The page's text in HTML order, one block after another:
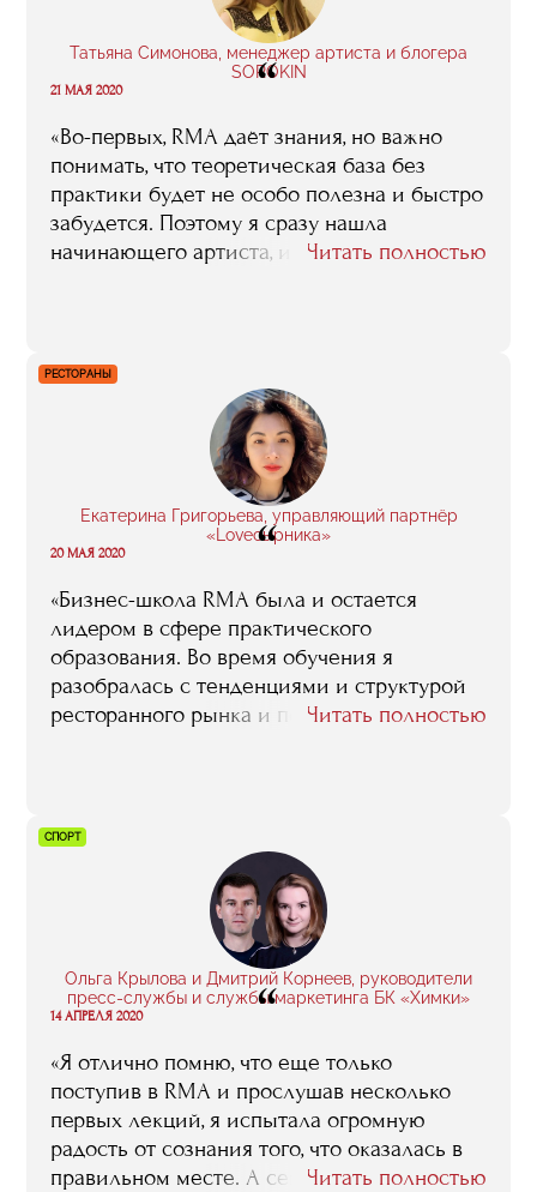
Татьяна Симонова, менеджер артиста и блогера
SOROKIN
“
21 МАЯ 2020
«Во-первых, RMA даёт знания, но важно
понимать, что теоретическая база без
практики будет не особо полезна и быстро
забудется. Поэтому я сразу нашла
начинающего артиста, и на первые встречи
обучение дает практику. Кроме работы с
артистом, я постоянно стажировалась на
мероприятиях. Третье — это контакты.
Случайные знакомства на стажировках и
лекциях могут вылиться в работу и
долгосрочное сотрудничество».
Читать полностью
РЕСТОРАНЫ
Екатерина Григорьева, управляющий партнёр
«Loveсырника»
“
20 МАЯ 2020
«Бизнес-школа RMA была и остается
лидером в сфере практического
образования. Во время обучения я
разобралась с тенденциями и структурой
ресторанного рынка и получила базу
аспекты, нормы безопасности, маркетинг,
брендинг и еще много всего — в общем,
мы прошли комплексный курс для тех, кто
хочет развиваться в фуд-индустрии».
Читать полностью
СПОРТ
Ольга Крылова и Дмитрий Корнеев, руководители
пресс-службы и службы маркетинга БК «Химки»
“
14 АПРЕЛЯ 2020
«Я отлично помню, что еще только
поступив в RMA и прослушав несколько
первых лекций, я испытала огромную
радость от сознания того, что оказалась в
правильном месте. А сейчас чувствую, что
Читать полностью